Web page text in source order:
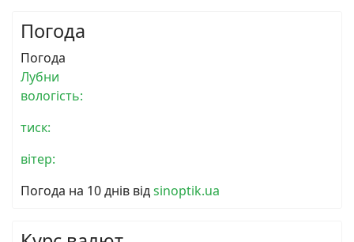
Погода
Погода
Лубни
вологість:
тиск:
вітер:
Погода на 10 днів відsinoptik.ua